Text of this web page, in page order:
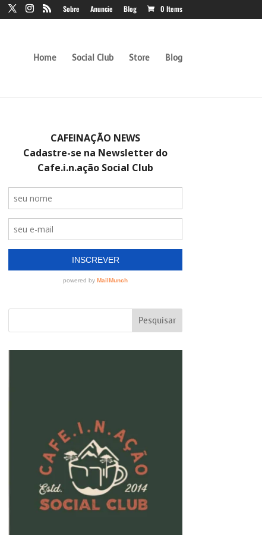
Sobre Anuncie Blog 0 Items
Home Social Club Store Blog